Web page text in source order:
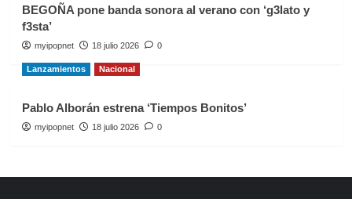
BEGOÑA pone banda sonora al verano con ‘g3lato y
f3sta’
myipopnet 18 julio 2026 0
Lanzamientos Nacional
Pablo Alborán estrena ‘Tiempos Bonitos’
myipopnet 18 julio 2026 0